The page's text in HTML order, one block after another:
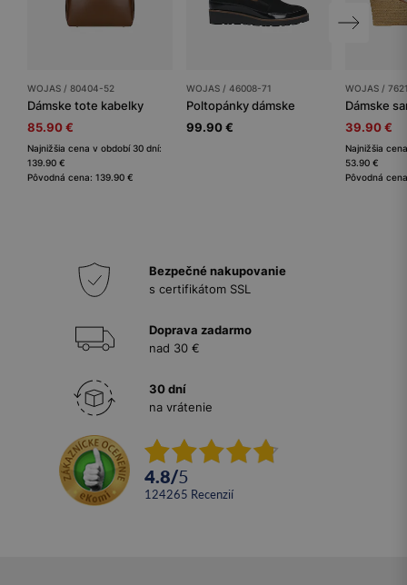
WOJAS / 80404-52
Dámske tote kabelky
85.90 €
Najnižšia cena v období 30 dní:
139.90 €
Pôvodná cena: 139.90 €
WOJAS / 46008-71
Poltopánky dámske
99.90 €
WOJAS /
Dámske
39.90 €
Najnižšia
53.90 €
Pôvodná
Bezpečné nakupovanie
s certifikátom SSL
Doprava zadarmo
nad 30 €
30 dní
na vrátenie
4.8/5
124265 recenzií